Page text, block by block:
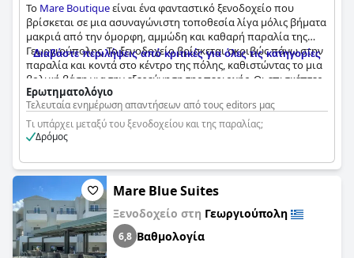
Το Mare Boutiqueείναι ένα φανταστικό ξενοδοχείο που
βρίσκεται σε μια ασυναγώνιστη τοποθεσία λίγα μόλις βήματα
μακριά από την όμορφη, αμμώδη και καθαρή παραλία της
Γεωργιούπολης. Το ξενοδοχείο βρίσκεται ακριβώς πάνω στην
παραλία και κοντά στο κέντρο της πόλης, καθιστώντας το μια
βολική βάση για την εξερεύνηση της περιοχής. Οι επισκέπτες
μπορούν να απολαύσουν δωρεάν ξαπλώστρες στην παραλία
και ένα beach bar απευθείας στην παραλία. Παρόλο που
ορισμένες κριτικές αναφέρουν ότι η παραλία μπροστά από το
ξενοδοχείο δεν είναι η καλύτερη στην Κρήτη, εξακολουθεί να
χρόνο σας. Η τοποθεσία του ξενοδοχείου εγκωμιάζεται ως το
κορυφαίο χαρακτηριστικό του καταλύματος και οι επισκέπτες
λατρεύουν το γεγονός ότι μπορούν να δανειστούν πετσέτες
παραλίας και να απολαύσουν τα μαλακά στρώματα στην
παραλία. Συνολικά, τοMare Boutiqueαποτελεί ιδανική
επιλογή για όσους αναζητούν ήρεμες και χαλαρωτικές
διακοπές δίπλα στη θάλασσα.
Διαβάστε περιλήψεις από κριτικές για όλες τις κατηγορίες
Ερωτηματολόγιο
Τελευταία ενημέρωση απαντήσεων από τους editors μας
Τι υπάρχει μεταξύ του ξενοδοχείου και της παραλίας;
Δρόμος
Mare Blue Suites
Ξενοδοχείο στη Γεωργιούπολη
6,8 Βαθμολογία